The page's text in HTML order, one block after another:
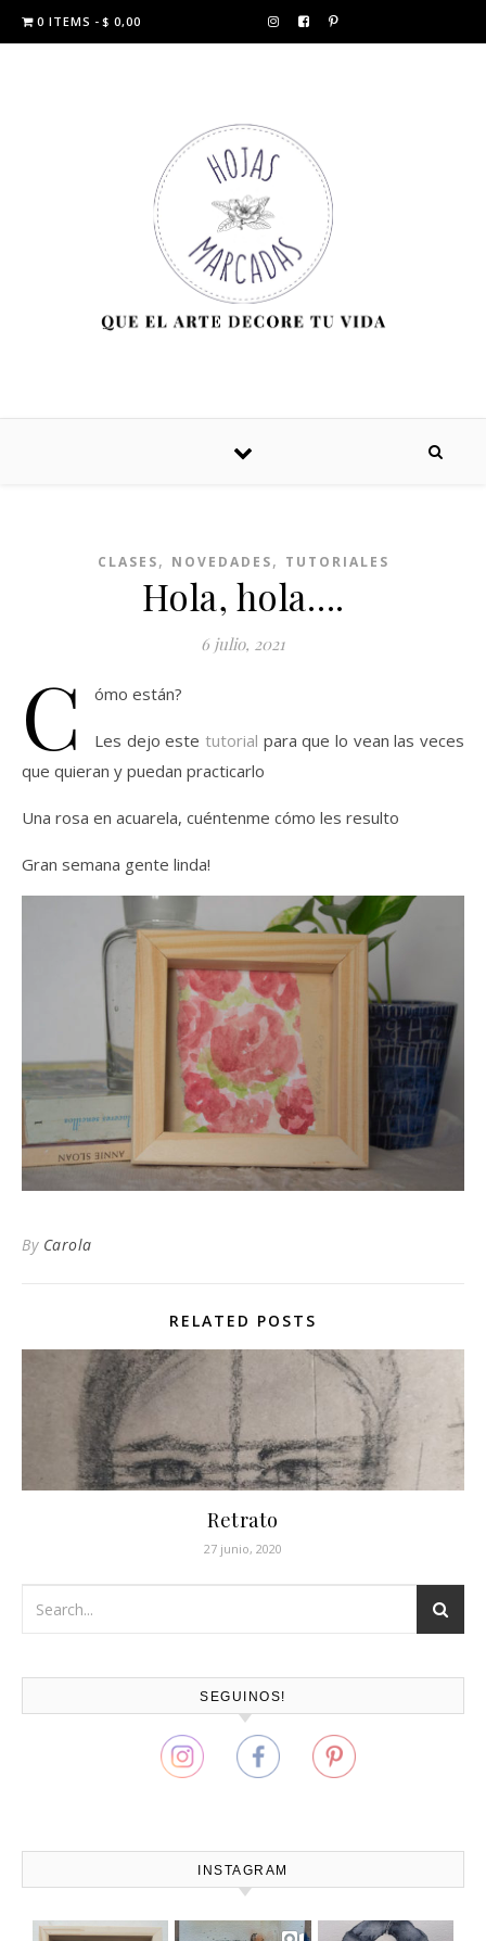
0 ITEMS $ 0,00
CLASES, NOVEDADES, TUTORIALES
Hola, hola….
6 julio, 2021
C ómo están?
Les dejo este tutorial para que lo vean las veces
que quieran y puedan practicarlo
Una rosa en acuarela, cuéntenme cómo les resulto
Gran semana gente linda!
By Carola
RELATED POSTS
Retrato
27 junio, 2020
SEGUINOS!
INSTAGRAM